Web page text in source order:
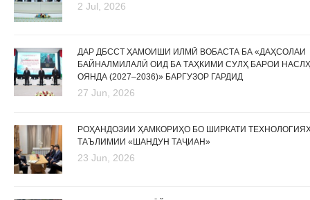
2 Jul, 2026
ДАР ДБССТ ҲАМОИШИ ИЛМӢ ВОБАСТА БА «ДАҲСОЛАИ
БАЙНАЛМИЛАЛӢ ОИД БА ТАҲКИМИ СУЛҲ БАРОИ
ОЯНДА (2027–2036)» БАРГУЗОР ГАРДИД
27 Jun, 2026
РОҲАНДОЗИИ ҲАМКОРИҲО БО ШИРКАТИ
ТАЪЛИМИИ «ШАНДУН ТАҶИАН»
23 Jun, 2026